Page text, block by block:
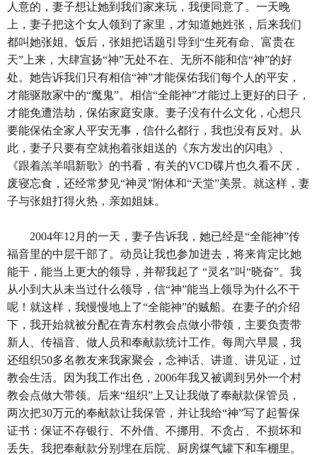
人意的，妻子想让她到我们家来玩，我便同意了。一天晚
上，妻子把这个女人领到了家里，才知道她姓张，后来我们
都叫她张姐。饭后，张姐把话题引导到“生死有命、富贵在
天”上来，大肆宣扬“神”无处不在、无所不能和信“神”的好
处。她告诉我们只有相信“神”才能保佑我们每个人的平安，
才能驱散家中的“魔鬼”。相信“全能神”才能过上更好的日子，
才能免遭浩劫，保佑家庭安康。妻子没有什么文化，心想只
要能保佑全家人平安无事，信什么都行，我也没有反对。从
此，妻子只要有空就抱着张姐送的《东方发出的闪电》、
《跟着羔羊唱新歌》的书看，有关的VCD碟片也久看不厌，
废寝忘食，还经常梦见“神灵”附体和“天堂”美景。就这样，妻
子与张姐打得火热，亲如姐妹。
2004年12月的一天，妻子告诉我，她已经是“全能神”传
福音里的中层干部了。动员让我也参加进去，将来肯定比她
能干，能当上更大的领导，并帮我起了 “灵名”叫“晓奋”。我
从小到大从未当过什么领导，信“神”能当上领导为什么不干
呢！就这样，我慢慢地上了“全能神”的贼船。在妻子的介绍
下，我开始就被分配在青东村教会点做小带领，主要负责带
新人、传福音、做人员和奉献款统计工作。每周六早晨，我
还组织50多名教友来我家聚会，念神话、讲道、讲见证，过
教会生活。因为我工作出色，2006年我又被调到另外一个村
教会点做大带领。后来“组织”上又让我做了奉献款保管员，
两次把30万元的奉献款让我保管，并让我给“神”写了起誓保
证书：保证不存银行、不外借、不挪用、不贪占、不损坏和
丢失。我把奉献款分别埋在后院、厨房煤气罐下和车棚里。